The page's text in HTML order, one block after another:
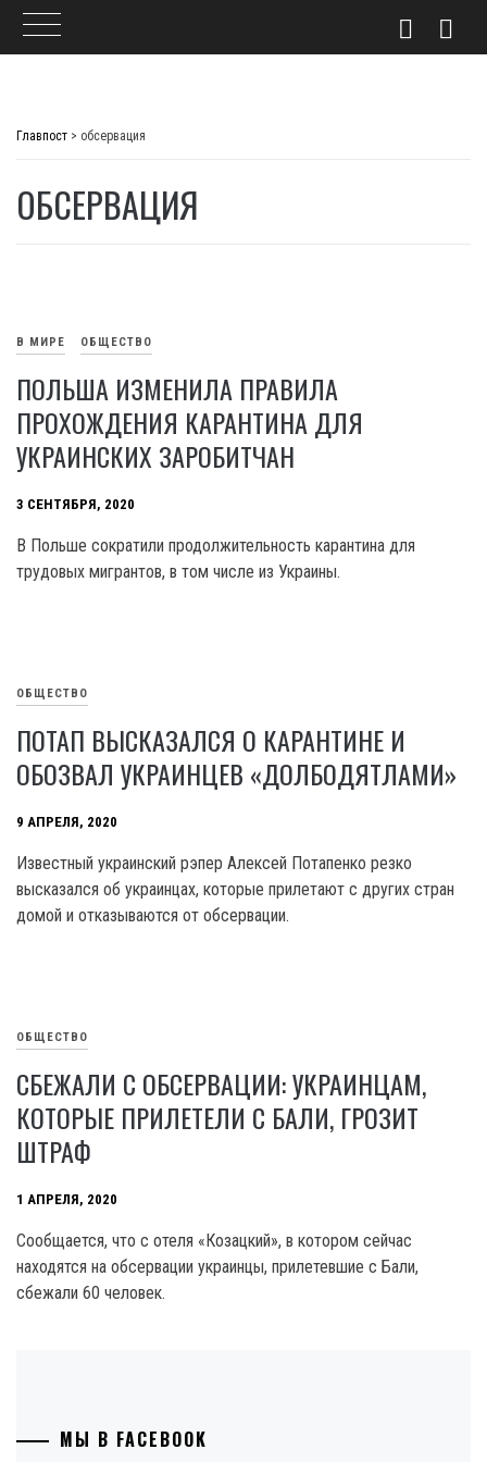
Главпост > обсервация
ОБСЕРВАЦИЯ
В МИРЕ ОБЩЕСТВО
ПОЛЬША ИЗМЕНИЛА ПРАВИЛА
ПРОХОЖДЕНИЯ КАРАНТИНА ДЛЯ
УКРАИНСКИХ ЗАРОБИТЧАН
3 СЕНТЯБРЯ, 2020
В Польше сократили продолжительность карантина для
трудовых мигрантов, в том числе из Украины.
ОБЩЕСТВО
ПОТАП ВЫСКАЗАЛСЯ О КАРАНТИНЕ И
ОБОЗВАЛ УКРАИНЦЕВ «ДОЛБОДЯТЛАМИ»
9 АПРЕЛЯ, 2020
Известный украинский рэпер Алексей Потапенко резко
высказался об украинцах, которые прилетают с других стран
домой и отказываются от обсервации.
ОБЩЕСТВО
СБЕЖАЛИ С ОБСЕРВАЦИИ: УКРАИНЦАМ,
КОТОРЫЕ ПРИЛЕТЕЛИ С БАЛИ, ГРОЗИТ
ШТРАФ
1 АПРЕЛЯ, 2020
Сообщается, что с отеля «Козацкий», в котором сейчас
находятся на обсервации украинцы, прилетевшие с Бали,
сбежали 60 человек.
МЫ В FACEBOOK